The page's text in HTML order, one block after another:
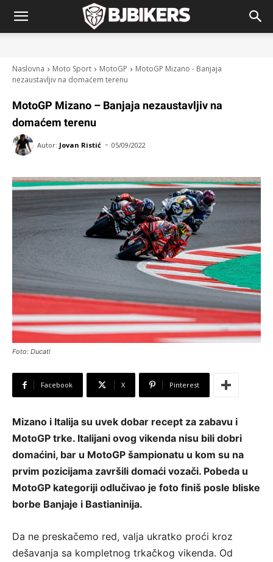
Naslovna Moto Sport MotoGP
MotoGP Mizano - Banjaja
nezaustavljiv na domaćem terenu
MotoGP Mizano – Banjaja nezaustavljiv na
domaćem terenu
Autor: Jovan Ristić - 05/09/2022
Foto: Ducati
Facebook X Pinterest
Mizano i Italija su uvek dobar recept za zabavu i
MotoGP trke. Italijani ovog vikenda nisu bili dobri
domaćini, bar u MotoGP šampionatu u kom su na
prvim pozicijama završili domaći vozači. Pobeda u
MotoGP kategoriji odlučivao je foto finiš posle bliske
borbe Banjaje i Bastianinija.
Da ne preskačemo red, valja ukratko proći kroz
dešavanja sa kompletnog trkačkog vikenda. Od